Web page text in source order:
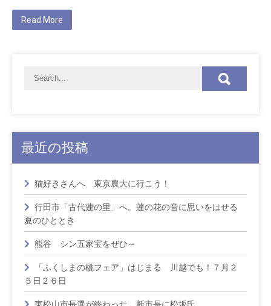
Read More
最近の投稿
猫好きさんへ 東京農大に行こう！
行田市「古代蓮の里」へ。蓮の花の音に思いをはせる
夏のひととき
熊谷 シン五家宝をぜひ～
「ふくしまの桃フェア」はじまる 川越でも！７月２
５日２６日